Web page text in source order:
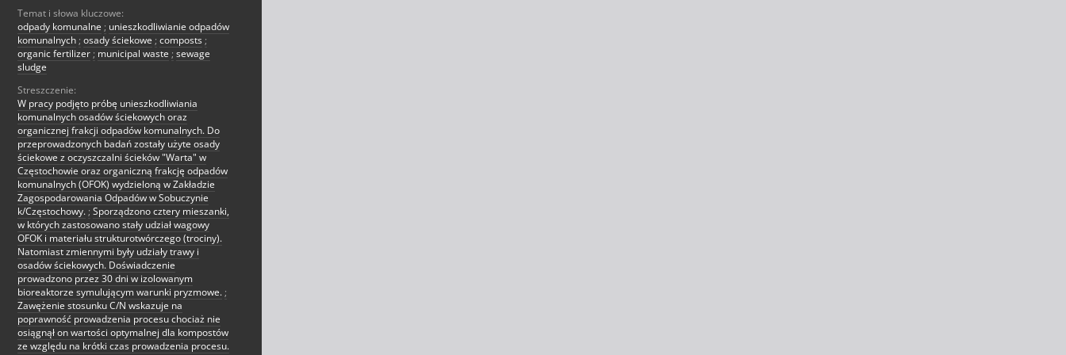
Temat i słowa kluczowe:
odpady komunalne ; unieszkodliwianie odpadów
komunalnych ; osady ściekowe ; composts ;
organic fertilizer ; municipal waste ; sewage
sludge
Streszczenie:
W pracy podjęto próbę unieszkodliwiania
komunalnych osadów ściekowych oraz
organicznej frakcji odpadów komunalnych. Do
przeprowadzonych badań zostały użyte osady
ściekowe z oczyszczalni ścieków "Warta" w
Częstochowie oraz organiczną frakcję odpadów
komunalnych (OFOK) wydzieloną w Zakładzie
Zagospodarowania Odpadów w Sobuczynie
k/Częstochowy. ; Sporządzono cztery mieszanki,
w których zastosowano stały udział wagowy
OFOK i materiału strukturotwórczego (trociny).
Natomiast zmiennymi były udziały trawy i
osadów ściekowych. Doświadczenie
prowadzono przez 30 dni w izolowanym
bioreaktorze symulującym warunki pryzmowe. ;
Zawężenie stosunku C/N wskazuje na
poprawność prowadzenia procesu chociaż nie
osiągnął on wartości optymalnej dla kompostów
ze względu na krótki czas prowadzenia procesu.